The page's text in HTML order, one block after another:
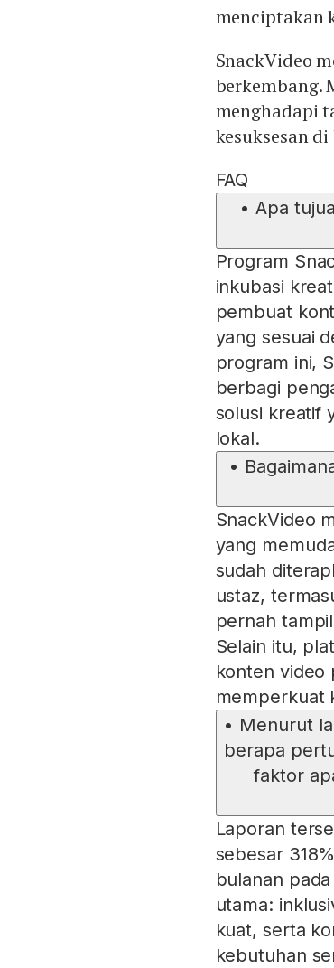
menciptakan
SnackVideo
berkembang.
menghadapi
kesuksesan
FAQ
• Apa
Program
inkubasi
pembuat
yang sesuai
program ini,
berbagi
solusi kreatif
lokal.
•
SnackVideo
yang
sudah
ustaz,
pernah
Selain itu,
konten video
memperkuat
• Menurut
berapa
faktor
Laporan
sebesar
bulanan
utama:
kuat, serta
kebutuhan